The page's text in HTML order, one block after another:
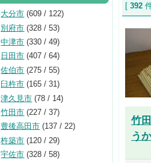
[ 392
竹
う
大分市 (609 / 122)
別府市 (328 / 53)
中津市 (330 / 49)
日田市 (407 / 64)
佐伯市 (275 / 55)
臼杵市 (165 / 31)
津久見市 (78 / 14)
竹田市 (227 / 37)
豊後高田市 (137 / 22)
杵築市 (120 / 29)
宇佐市 (328 / 58)